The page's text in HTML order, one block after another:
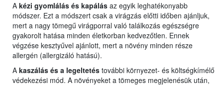
A kézi gyomlálás és kapálás az egyik leghatékonyabb
módszer. Ezt a módszert csak a virágzás előtti időben ajánljuk,
mert a nagy tömegű virágporral való találkozás egészségre
gyakorolt hatása minden életkorban kedvezőtlen. Ennek
végzése kesztyűvel ajánlott, mert a növény minden része
allergén (allergizáló hatású).
A kaszálás és a legeltetés további környezet- és költségkímélő
védekezési mód. A növényeket a tömeges megjelenésük után,